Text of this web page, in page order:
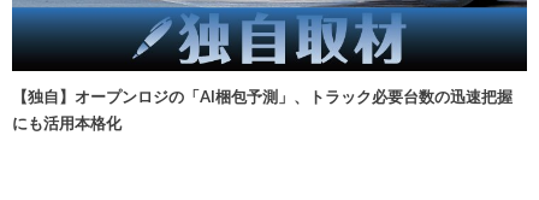
【独自】オープンロジの「AI梱包予測」、トラック必要台数の迅速把握
にも活用本格化